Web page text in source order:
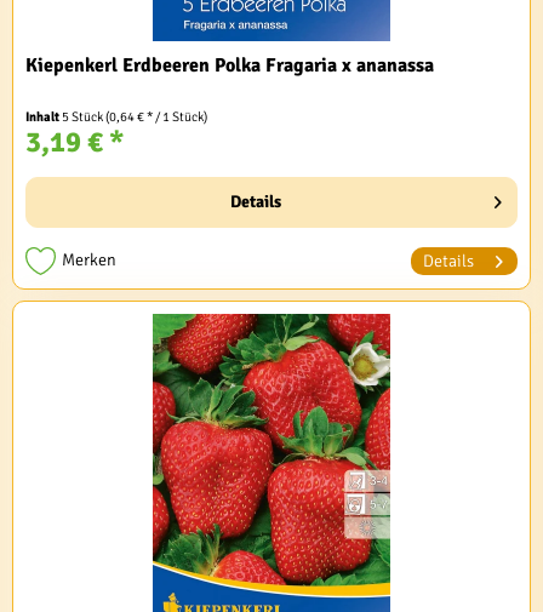
Kiepenkerl Erdbeeren Polka Fragaria x ananassa
Inhalt 5 Stück(0,64 € * / 1 Stück)
3,19 € *
Details
Merken Details